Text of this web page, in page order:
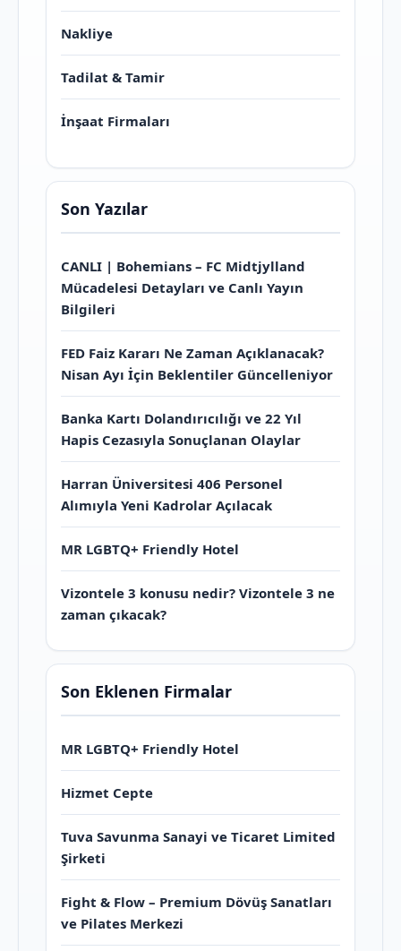
Nakliye
Tadilat & Tamir
İnşaat Firmaları
Son Yazılar
CANLI | Bohemians – FC Midtjylland
Mücadelesi Detayları ve Canlı Yayın
Bilgileri
FED Faiz Kararı Ne Zaman Açıklanacak?
Nisan Ayı İçin Beklentiler Güncelleniyor
Banka Kartı Dolandırıcılığı ve 22 Yıl
Hapis Cezasıyla Sonuçlanan Olaylar
Harran Üniversitesi 406 Personel
Alımıyla Yeni Kadrolar Açılacak
MR LGBTQ+ Friendly Hotel
Vizontele 3 konusu nedir? Vizontele 3 ne
zaman çıkacak?
Son Eklenen Firmalar
MR LGBTQ+ Friendly Hotel
Hizmet Cepte
Tuva Savunma Sanayi ve Ticaret Limited
Şirketi
Fight & Flow – Premium Dövüş Sanatları
ve Pilates Merkezi